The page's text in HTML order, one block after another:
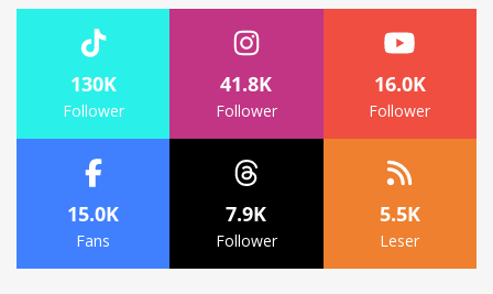
130K
Follower
41.8K
Follower
16.0K
Follower
15.0K
Fans
7.9K
Follower
5.5K
Leser